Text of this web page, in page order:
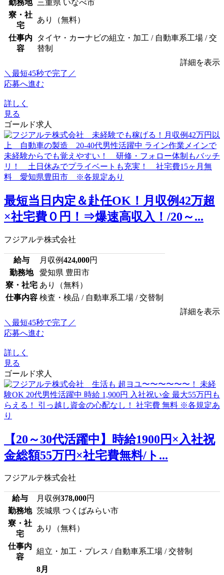
勤務地
三重県 いなべ市
寮・社
宅
あり（無料）
仕事内
容
タイヤ・カーナビの組立・加工 / 自動車系工場 / 交
替制
詳細を表示
＼最短45秒で完了／
応募へ進む
詳しく
見る
ゴールド求人
最短当日内定＆赴任OK！月収例42万超
×社宅費０円！⇒爆速高収入！/20～...
フジアルテ株式会社
給与 月収例424,000円
勤務地
愛知県 豊田市
寮・社宅 あり（無料）
仕事内容 検査・検品 / 自動車系工場 / 交替制
詳細を表示
＼最短45秒で完了／
応募へ進む
詳しく
見る
ゴールド求人
【20～30代活躍中】時給1900円×入社祝
金総額55万円×社宅費無料/ト...
フジアルテ株式会社
給与 月収例378,000円
勤務地 茨城県 つくばみらい市
寮・社
宅
あり（無料）
仕事内
容
組立・加工・プレス / 自動車系工場 / 交替制
8月